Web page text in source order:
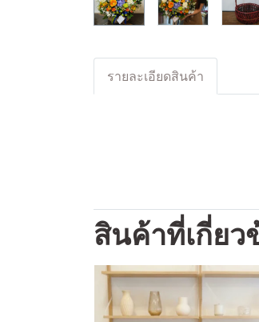
รายละเอียดสินค้า
สินค้าที่เกี่ยว